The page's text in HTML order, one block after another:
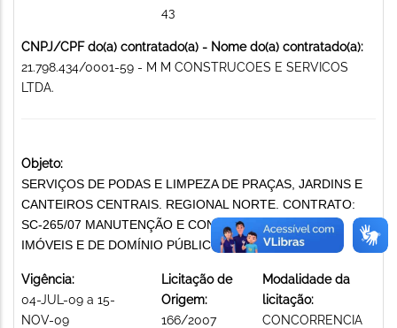
43
CNPJ/CPF do(a) contratado(a) - Nome do(a) contratado(a):
21.798.434/0001-59 - M M CONSTRUCOES E SERVICOS
LTDA.
Objeto:
SERVIÇOS DE PODAS E LIMPEZA DE PRAÇAS, JARDINS E
CANTEIROS CENTRAIS. REGIONAL NORTE. CONTRATO:
SC-265/07 MANUTENÇÃO E CONSERVAÇÃO DE BENS
IMÓVEIS E DE DOMÍNIO PÚBLICO
Vigência:
04-JUL-09 a 15-
NOV-09
Licitação de
Origem:
166/2007
Modalidade da
licitação:
CONCORRENCIA